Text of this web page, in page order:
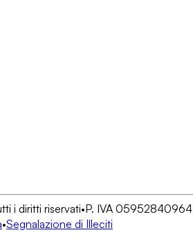
i diritti riservati•P. IVA 05952840964
•Segnalazione di Illeciti